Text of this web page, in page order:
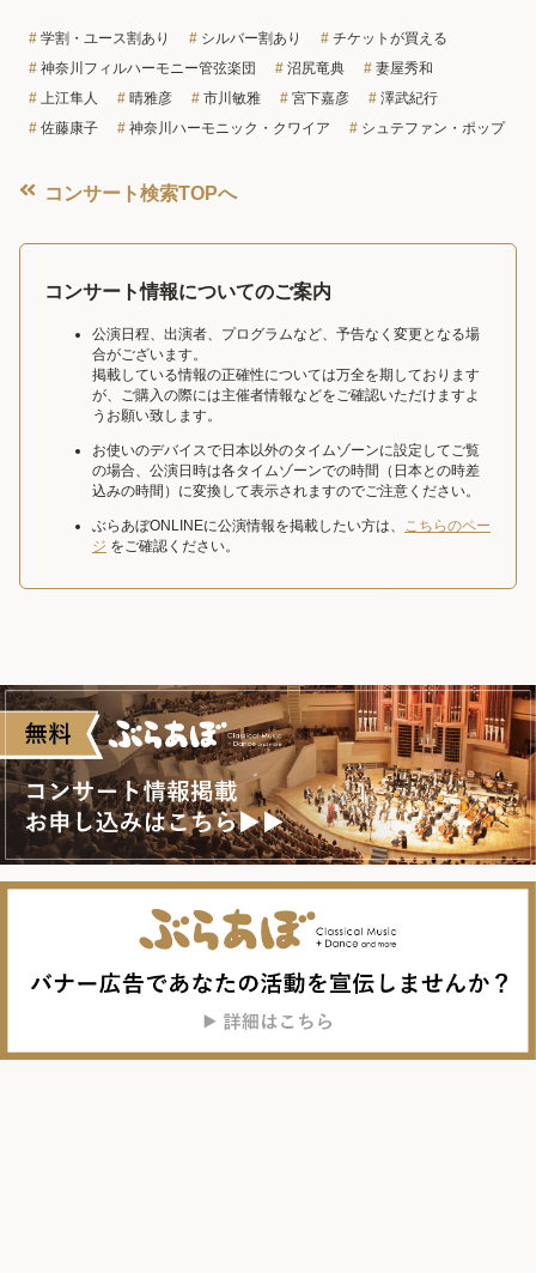
学割・ユース割あり シルバー割あり
チケットが買える
神奈川フィルハーモニー管弦楽団
沼尻竜典
妻屋秀和
上江隼人
晴雅彦 市川敏雅 宮下嘉彦
澤武紀行
佐藤康子
神奈川ハーモニック・クワイア シュテファン・ポップ
コンサート検索TOPへ
コンサート情報についてのご案内
公演日程、出演者、プログラムなど、予告なく変更となる場
合がございます。
掲載している情報の正確性については万全を期しております
が、ご購入の際には主催者情報などをご確認いただけますよ
うお願い致します。
お使いのデバイスで日本以外のタイムゾーンに設定してご覧
の場合、公演日時は各タイムゾーンでの時間（日本との時差
込みの時間）に変換して表示されますのでご注意ください。
ぶらあぼONLINEに公演情報を掲載したい方は、 こちらのペー
ジ をご確認ください。